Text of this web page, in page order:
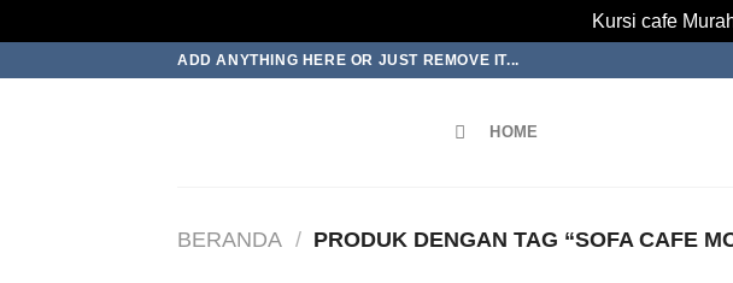
Kursi cafe
ADD ANYTHING HERE OR JUST REMOVE IT...
HOME
BERANDA / PRODUK DENGAN TAG “SOFA CAFE